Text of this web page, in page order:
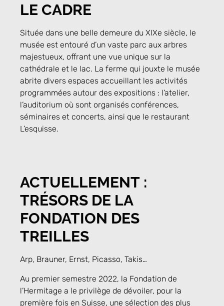
LE CADRE
Située dans une belle demeure du XIXe siècle, le
musée est entouré d’un vaste parc aux arbres
majestueux, offrant une vue unique sur la
cathédrale et le lac. La ferme qui jouxte le musée
abrite divers espaces accueillant les activités
programmées autour des expositions : l’atelier,
l’auditorium où sont organisés conférences,
séminaires et concerts, ainsi que le restaurant
L’esquisse.
ACTUELLEMENT :
TRÉSORS DE LA
FONDATION DES
TREILLES
Arp, Brauner, Ernst, Picasso, Takis…
Au premier semestre 2022, la Fondation de
l’Hermitage a le privilège de dévoiler, pour la
première fois en Suisse, une sélection des plus